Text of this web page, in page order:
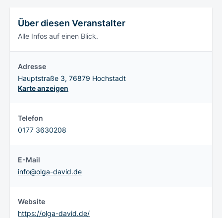
Über diesen Veranstalter
Alle Infos auf einen Blick.
Adresse
Hauptstraße 3, 76879 Hochstadt
Karte anzeigen
Telefon
0177 3630208
E-Mail
info@olga-david.de
Website
https://olga-david.de/